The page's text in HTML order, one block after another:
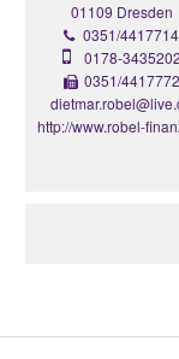
01109 Dresden
0351/4417714
0178-3435202
0351/4417772
http://www.robel-